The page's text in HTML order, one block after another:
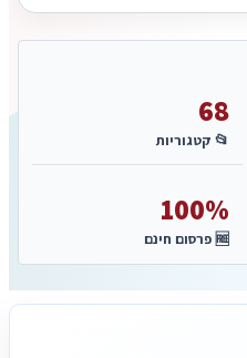
68
📂 קטגוריות
100%
🆓 פרסום חינם